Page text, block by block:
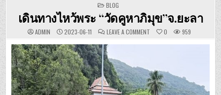
POSTED
IN
BLOG
เดินทางไหว้พระ “วัดคูหาภิมุข”จ.ยะลา
ADMIN 2023-06-11 LEAVE A COMMENTON
เดิน
ทาง
หา
ภิ
มุข”จ.ยะลา
0 959